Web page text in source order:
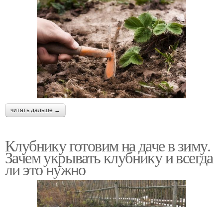
читать дальше →
Клубнику готовим на даче в зиму.
Зачем укрывать клубнику и всегда
ли это нужно